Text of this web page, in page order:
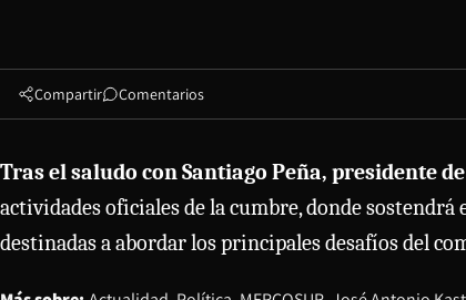
Compartir Comentarios
Tras el saludo con Santiago Peña, presidente
actividades oficiales de la cumbre, donde
destinadas a abordar los principales desafíos del